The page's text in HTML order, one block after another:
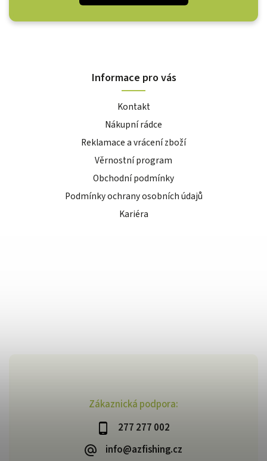
Zákaznická podpora:
277 277 002
info@azfishing.cz
Informace pro vás
Kontakt
Nákupní rádce
Reklamace a vrácení zboží
Věrnostní program
Obchodní podmínky
Podmínky ochrany osobních údajů
Kariéra